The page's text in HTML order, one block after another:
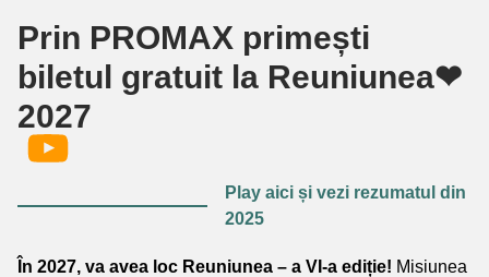
Prin PROMAX primești
biletul gratuit la Reuniunea❤
2027
Play aici și vezi rezumatul din
2025
În 2027, va avea loc Reuniunea – a VI-a ediție! Misiunea